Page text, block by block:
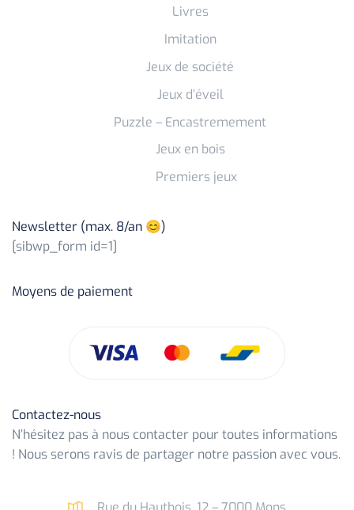
Livres
Imitation
Jeux de société
Jeux d’éveil
Puzzle – Encastremement
Jeux en bois
Premiers jeux
Newsletter (max. 8/an 😊)
[sibwp_form id=1]
Moyens de paiement
Contactez-nous
N’hésitez pas à nous contacter pour toutes informations
! Nous serons ravis de partager notre passion avec vous.